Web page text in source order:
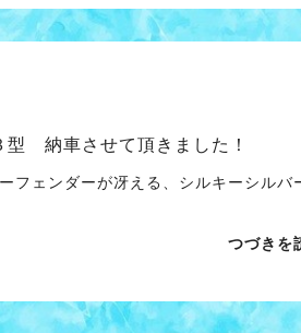
型 納車させて頂きました！
ェンダーが冴える、シルキーシルバ
つづきを